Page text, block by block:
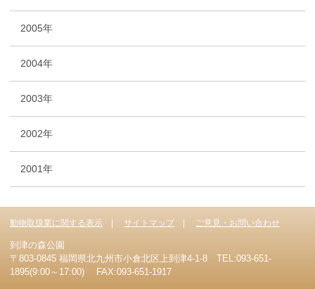
2005年
2004年
2003年
2002年
2001年
動物取扱業に関する表示 サイトマップ ご意見・お問い合わせ
到津の森公園
〒803-0845 福岡県北九州市小倉北区上到津4-1-8 TEL:093-651-
1895(9:00～17:00) FAX:093-651-1917